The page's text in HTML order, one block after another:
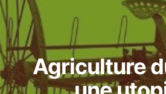
Agriculture